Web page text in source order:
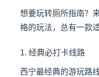
想要玩转厕所指南？
格的玩法，总有一款
1. 经典必打卡线路
西宁最经典的游玩路